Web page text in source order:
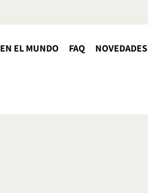
EN EL MUNDO FAQ NOVEDADES